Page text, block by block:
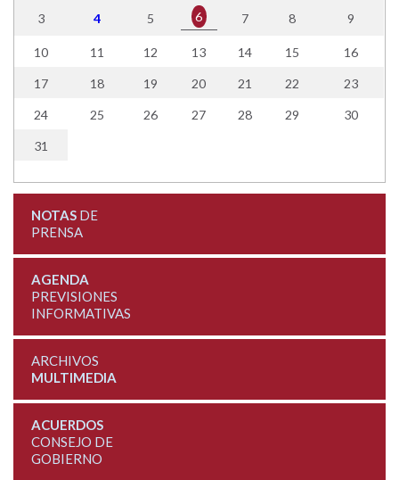
3 4 5 6 7 8 9
10 11 12 13 14 15 16
17 18 19 20 21 22 23
24 25 26 27 28 29 30
31
NOTASDE
PRENSA
AGENDA
PREVISIONES
INFORMATIVAS
ARCHIVOS
MULTIMEDIA
ACUERDOS
CONSEJO DE
GOBIERNO